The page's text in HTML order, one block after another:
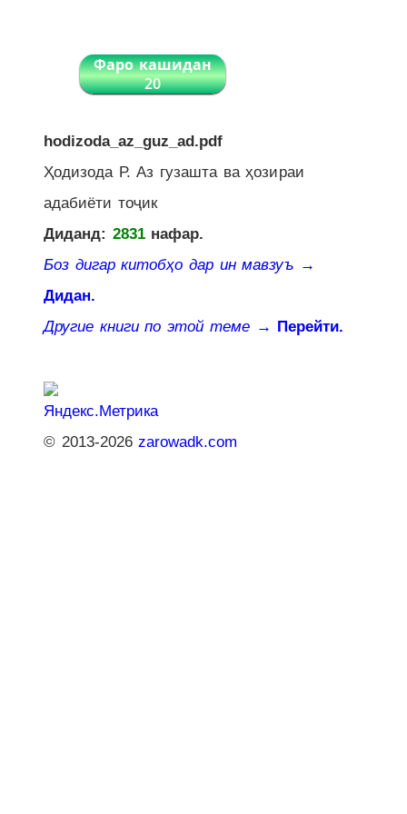
Фаро кашидан
20
hodizoda_az_guz_ad.pdf
Ҳодизода Р. Аз гузашта ва ҳозираи
адабиёти тоҷик
Диданд: 2831нафар.
Боз дигар китобҳо дар ин мавзуъ →
Дидан.
Другие книги по этой теме → Перейти.
© 2013-2026zarowadk.com